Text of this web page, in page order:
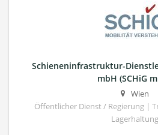
Schieneninfrastruktur-
mbH (SCHiG
Wien
Öffentlicher Dienst / Regierung |
Lagerhaltung